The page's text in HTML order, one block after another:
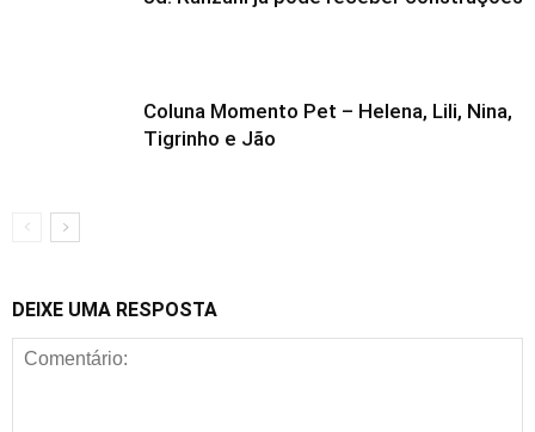
Coluna Momento Pet – Helena, Lili, Nina,
Tigrinho e Jão
DEIXE UMA RESPOSTA